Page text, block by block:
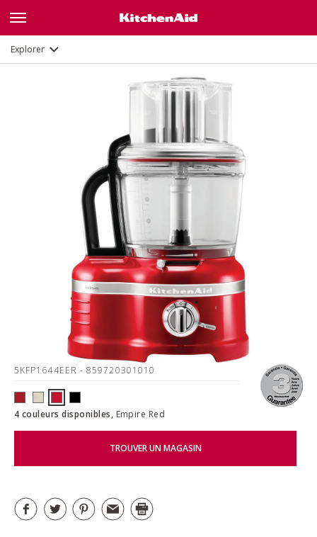
Explorer
5KFP1644EER - 859720301010
4 couleurs disponibles, Empire Red
TROUVER UN MAGASIN